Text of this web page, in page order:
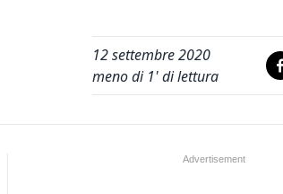
12 settembre 2020
meno di 1' di lettura